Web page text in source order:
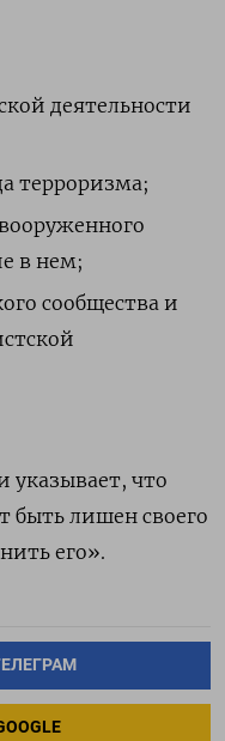
деятельности
терроризма;
в нем;
сообщества и
указывает, что
быть лишен своего
его».